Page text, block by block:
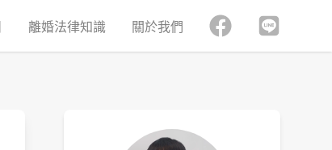
離婚法律知識 關於我們